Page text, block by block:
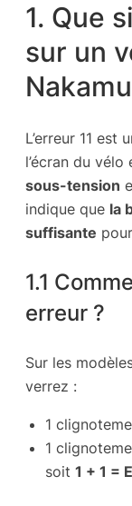
1. Que
sur un
L’erreur 11 est
l’écran du vélo
sous-tension
indique que la
suffisante
1.1
erreur ?
Sur les
verrez :
1
1
soit 1 + 1 =